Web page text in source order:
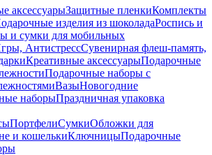
аксессуарыЗащитные пленкиКомплекты
изделия из шоколадаРоспись и
и сумки для мобильных
АнтистрессСувенирная флеш-память,
Креативные аксессуарыПодарочные
Подарочные наборы с
ВазыНовогодние
наборыПраздничная упаковка
ПортфелиСумкиОбложки для
и кошелькиКлючницыПодарочные